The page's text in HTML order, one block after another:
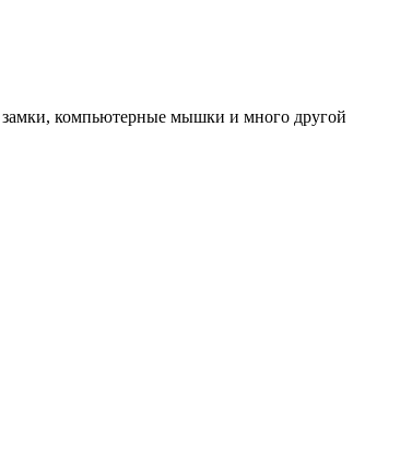
компьютерные мышки и много другой